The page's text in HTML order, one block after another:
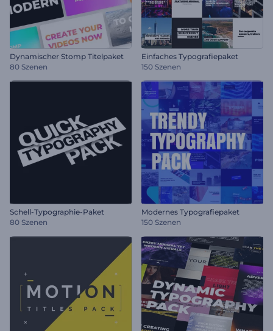
Dynamischer Stomp Titelpaket
80 Szenen
Einfaches Typografiepaket
150 Szenen
Schell-Typographie-Paket
80 Szenen
Modernes Typografiepaket
150 Szenen